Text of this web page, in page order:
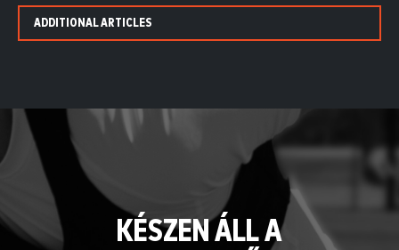
ADDITIONAL ARTICLES
KÉSZEN ÁLL A